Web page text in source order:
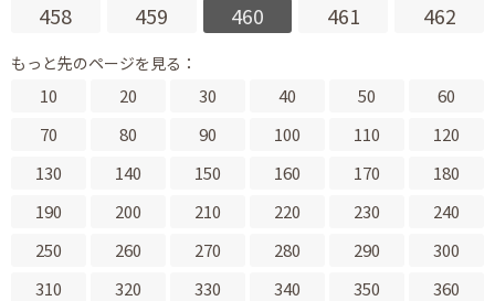
458 459 460 461 462
もっと先のページを見る：
10 20 30 40 50
60
70
80 90 100 110
120
130
140 150 160 170
180
190
200 210 220 230
240
250
260 270 280 290
300
310
320 330 340 350
360